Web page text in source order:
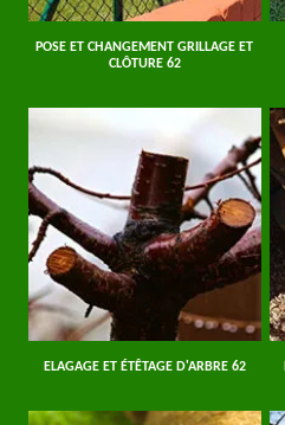
POSE ET CHANGEMENT GRILLAGE ET
CLÔTURE 62
ELAGAGE ET ÉTÊTAGE D'ARBRE 62